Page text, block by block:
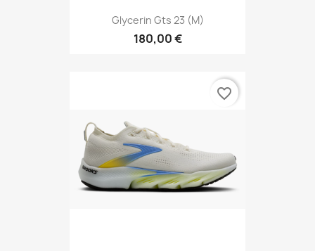
Glycerin Gts 23 (M)
180,00 €
favorite_border